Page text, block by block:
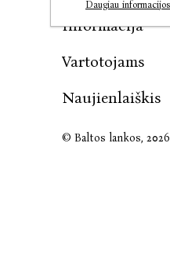
Informacija
Vartotojams
Naujienlaiškis
© Baltos lankos,
Daugiau